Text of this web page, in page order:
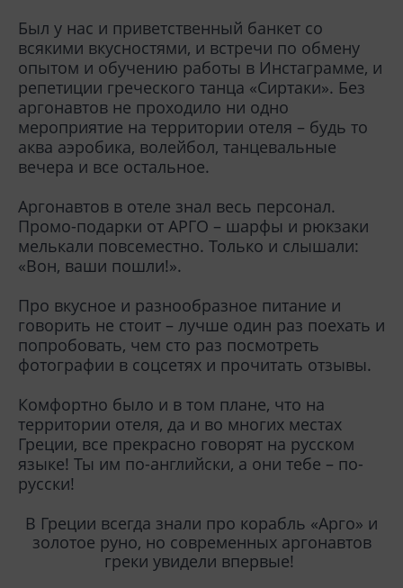
Был у нас и приветственный банкет со
всякими вкусностями, и встречи по обмену
опытом и обучению работы в Инстаграмме, и
репетиции греческого танца «Сиртаки». Без
аргонавтов не проходило ни одно
мероприятие на территории отеля – будь то
аква аэробика, волейбол, танцевальные
вечера и все остальное.
Аргонавтов в отеле знал весь персонал.
Промо-подарки от АРГО – шарфы и рюкзаки
мелькали повсеместно. Только и слышали:
«Вон, ваши пошли!».
Про вкусное и разнообразное питание и
говорить не стоит – лучше один раз поехать и
попробовать, чем сто раз посмотреть
фотографии в соцсетях и прочитать отзывы.
Комфортно было и в том плане, что на
территории отеля, да и во многих местах
Греции, все прекрасно говорят на русском
языке! Ты им по-английски, а они тебе – по-
русски!
В Греции всегда знали про корабль «Арго» и
золотое руно, но современных аргонавтов
греки увидели впервые!